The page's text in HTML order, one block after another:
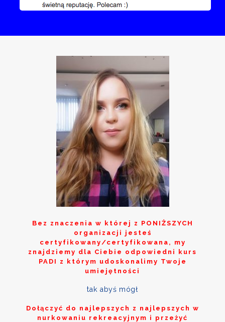
Bez znaczenia w której z PONIŻSZYCH
organizacji jesteś
certyfikowany/certyfikowana, my
znajdziemy dla Ciebie odpowiedni kurs
PADI z którym udoskonalimy Twoje
umiejętności
tak abyś mógł
Dołączyć do najlepszych z najlepszych w
nurkowaniu rekreacyjnym i przeżyć